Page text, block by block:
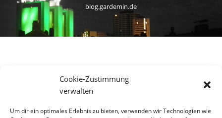
Cookie-Zustimmung
verwalten
Um dir ein optimales Erlebnis zu bieten, verwenden wir Technologien wie
blog.gardemin.de
Guter Kompromiss gefunden:
Public Viewing findet jetzt auf